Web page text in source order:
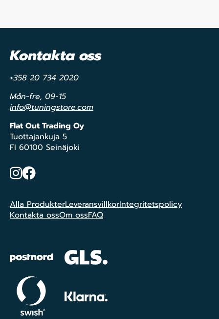
Kontakta oss
+358 20 734 2020
Mån-fre, 09-15
info@tuningstore.com
Flat Out Trading Oy
Tuottajankuja 5
FI 60100 Seinäjoki
Instagram
Facebook
Alla ProdukterLeveransvillkorIntegritetspolicy
Kontakta ossOm ossFAQ